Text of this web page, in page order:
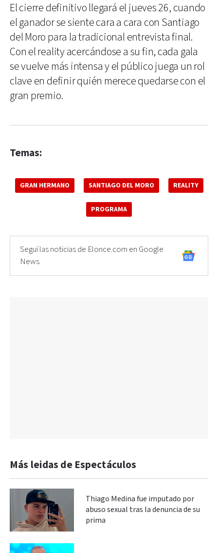
El cierre definitivo llegará el jueves 26, cuando
el ganador se siente cara a cara con Santiago
del Moro para la tradicional entrevista final.
Con el reality acercándose a su fin, cada gala
se vuelve más intensa y el público juega un rol
clave en definir quién merece quedarse con el
gran premio.
Temas:
GRAN HERMANO SANTIAGO DEL MORO REALITY
PROGRAMA
Seguí las noticias de Elonce.com en Google
News
Más leidas de Espectáculos
Thiago Medina fue imputado por
abuso sexual tras la denuncia de su
prima